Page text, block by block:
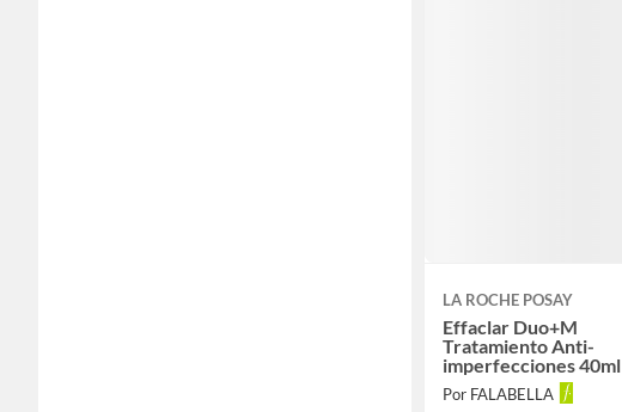
LA ROCHE POSAY
Effaclar Duo+M
Tratamiento Anti-
imperfecciones 40ml
Por FALABELLA